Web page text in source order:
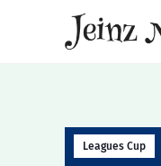
Leagues Cup